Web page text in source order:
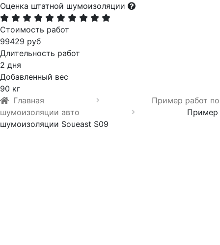
Оценка штатной шумоизоляции
Стоимость работ
99429 руб
Длительность работ
2 дня
Добавленный вес
90 кг
Главная
Пример работ по
шумоизоляции авто
Пример
шумоизоляции Soueast S09